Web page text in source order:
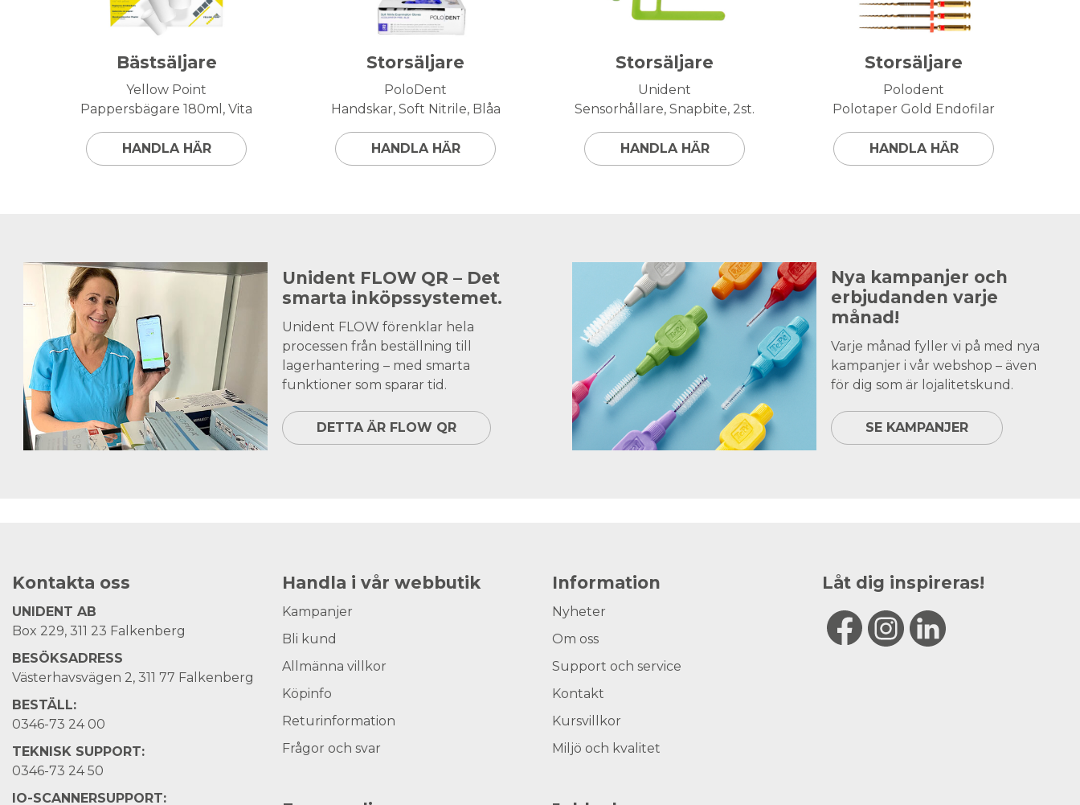
Bästsäljare
Yellow Point
Pappersbägare 180ml, Vita
HANDLA HÄR
Storsäljare
PoloDent
Handskar, Soft Nitrile, Blåa
HANDLA HÄR
Storsäljare
Unident
Sensorhållare, Snapbite, 2st.
HANDLA HÄR
Storsäljare
Polodent
Polotaper Gold Endofilar
HANDLA HÄR
Unident FLOW QR – Det
smarta inköpssystemet.
Unident FLOW förenklar hela
processen från beställning till
lagerhantering – med smarta
funktioner som sparar tid.
DETTA ÄR FLOW QR
Nya kampanjer och
erbjudanden varje
månad!
Varje månad fyller vi på med nya
kampanjer i vår webshop – även
för dig som är lojalitetskund.
SE KAMPANJER
Kontakta oss
UNIDENT AB
Box 229, 311 23 Falkenberg
BESÖKSADRESS
Västerhavsvägen 2, 311 77 Falkenberg
BESTÄLL:
0346-73 24 00
TEKNISK SUPPORT:
0346-73 24 50
IO-SCANNERSUPPORT:
Handla i vår webbutik
Kampanjer
Bli kund
Allmänna villkor
Köpinfo
Returinformation
Frågor och svar
Information
Nyheter
Om oss
Support och service
Kontakt
Kursvillkor
Miljö och kvalitet
Låt dig inspireras!